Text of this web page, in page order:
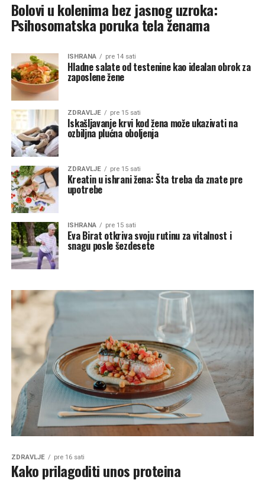
Bolovi u kolenima bez jasnog uzroka:
Psihosomatska poruka tela ženama
ISHRANA pre 14 sati
Hladne salate od testenine kao idealan obrok za
zaposlene žene
ZDRAVLJE pre 15 sati
Iskašljavanje krvi kod žena može ukazivati na
ozbiljna plućna oboljenja
ZDRAVLJE pre 15 sati
Kreatin u ishrani žena: Šta treba da znate pre
upotrebe
ISHRANA pre 15 sati
Eva Birat otkriva svoju rutinu za vitalnost i
snagu posle šezdesete
ZDRAVLJE pre 16 sati
Kako prilagoditi unos proteina